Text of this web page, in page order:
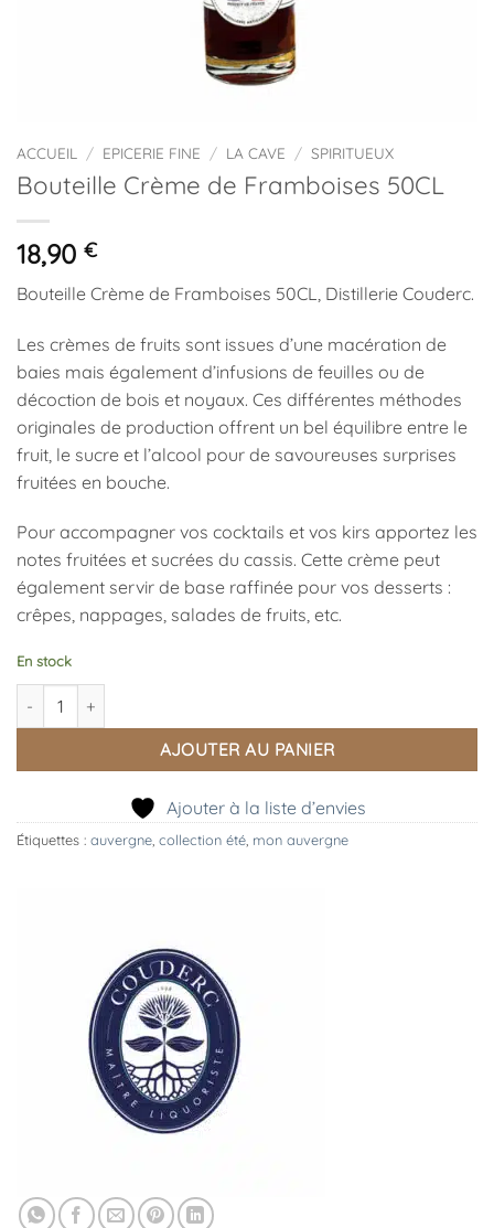
ACCUEIL / EPICERIE FINE / LA CAVE / SPIRITUEUX
Bouteille Crème de Framboises 50CL
18,90 €
Bouteille Crème de Framboises 50CL, Distillerie Couderc.
Les crèmes de fruits sont issues d’une macération de
baies mais également d’infusions de feuilles ou de
décoction de bois et noyaux. Ces différentes méthodes
originales de production offrent un bel équilibre entre le
fruit, le sucre et l’alcool pour de savoureuses surprises
fruitées en bouche.
Pour accompagner vos cocktails et vos kirs apportez les
notes fruitées et sucrées du cassis. Cette crème peut
également servir de base raffinée pour vos desserts :
crêpes, nappages, salades de fruits, etc.
En stock
quantité de Bouteille Crème de Framboises 50CL
AJOUTER AU PANIER
Ajouter à la liste d’envies
Étiquettes : auvergne collection été mon auvergne